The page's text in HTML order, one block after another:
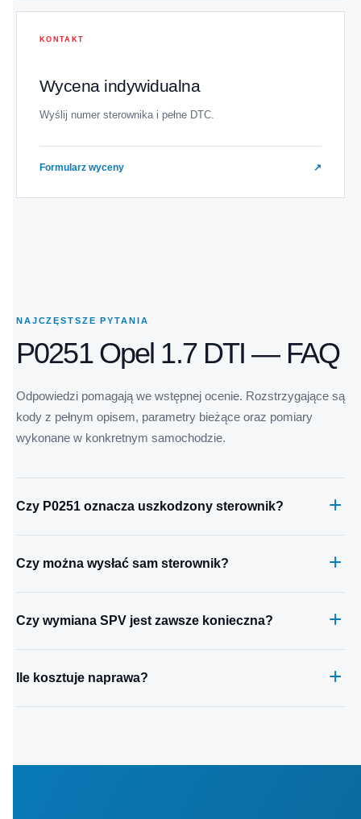
KONTAKT
Wycena indywidualna
Wyślij numer sterownika i pełne DTC.
Formularz wyceny ↗
NAJCZĘSTSZE PYTANIA
P0251 Opel 1.7 DTI — FAQ
Odpowiedzi pomagają we wstępnej ocenie. Rozstrzygające są
kody z pełnym opisem, parametry bieżące oraz pomiary
wykonane w konkretnym samochodzie.
Czy P0251 oznacza uszkodzony sterownik?
Czy można wysłać sam sterownik?
Czy wymiana SPV jest zawsze konieczna?
Ile kosztuje naprawa?